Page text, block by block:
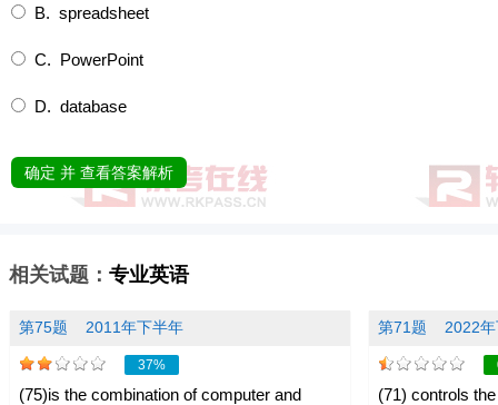
B. spreadsheet
C. PowerPoint
D. database
确定 并 查看答案解析
相关试题： 专业英语
第75题 2011年下半年
37%
(75)is the combination of computer and
第71题 2022
(71) controls